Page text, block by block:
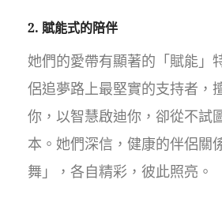
2. 賦能式的陪伴
她們的愛帶有顯著的「賦能」
侶追夢路上最堅實的支持者，
你，以智慧啟迪你，卻從不試
本。她們深信，健康的伴侶關
舞」，各自精彩，彼此照亮。